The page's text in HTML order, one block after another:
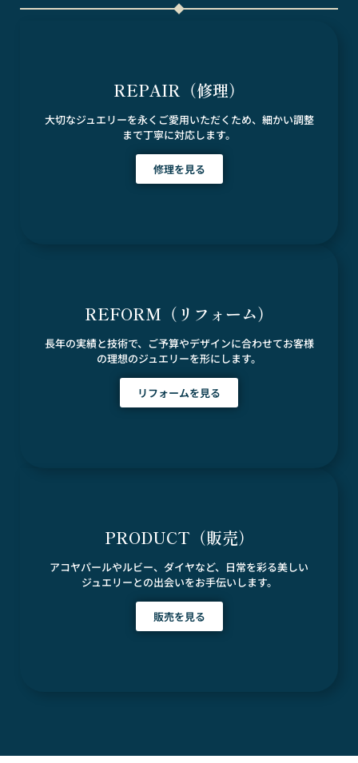
REPAIR（修理）
大切なジュエリーを永くご愛用いただくため、細かい調整
まで丁寧に対応します。
修理を見る
REFORM（リフォーム）
長年の実績と技術で、ご予算やデザインに合わせてお客様
の理想のジュエリーを形にします。
リフォームを見る
PRODUCT（販売）
アコヤパールやルビー、ダイヤなど、日常を彩る美しい
ジュエリーとの出会いをお手伝いします。
販売を見る